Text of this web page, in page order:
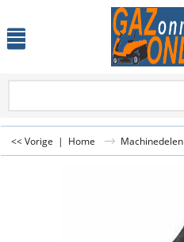
<< Vorige | Home Machinedelen